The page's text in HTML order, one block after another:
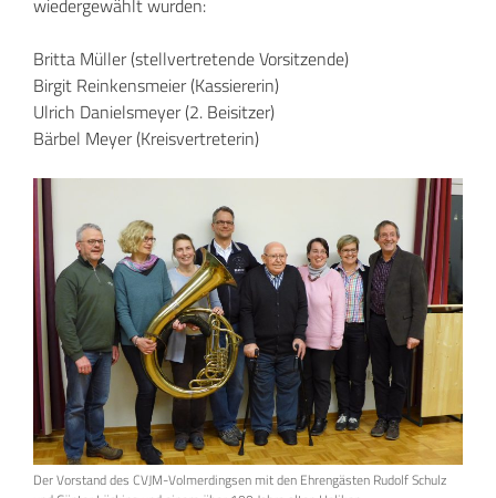
wiedergewählt wurden:
Britta Müller (stellvertretende Vorsitzende)
Birgit Reinkensmeier (Kassiererin)
Ulrich Danielsmeyer (2. Beisitzer)
Bärbel Meyer (Kreisvertreterin)
Der Vorstand des CVJM-Volmerdingsen mit den Ehrengästen Rudolf Schulz